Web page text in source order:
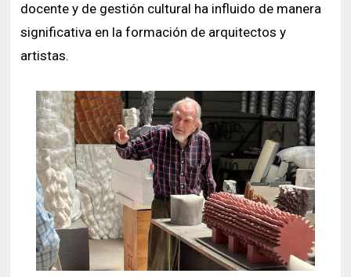
docente y de gestión cultural ha influido de manera
significativa en la formación de arquitectos y
artistas.